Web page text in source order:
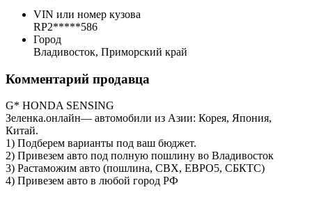
VIN или номер кузова
RP2*****586
Город
Владивосток, Приморский край
Комментарий продавца
G* HONDA SENSING
Зеленка.онлайн— автомобили из Азии: Корея, Япония,
Китай.
1) Подберем варианты под ваш бюджет.
2) Привезем авто под полную пошлину во Владивосток
3) Растаможим авто (пошлина, СВХ, ЕВРО5, CБКТС)
4) Привезем авто в любой город РФ